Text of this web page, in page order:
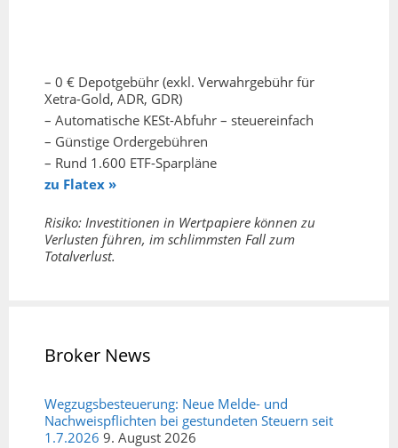
– 0 € Depotgebühr (exkl. Verwahrgebühr für
Xetra-Gold, ADR, GDR)
– Automatische KESt-Abfuhr – steuereinfach
– Günstige Ordergebühren
– Rund 1.600 ETF-Sparpläne
zu Flatex »
Risiko: Investitionen in Wertpapiere können zu
Verlusten führen, im schlimmsten Fall zum
Totalverlust.
Broker News
Wegzugsbesteuerung: Neue Melde- und
Nachweispflichten bei gestundeten Steuern seit
1.7.2026 9. August 2026